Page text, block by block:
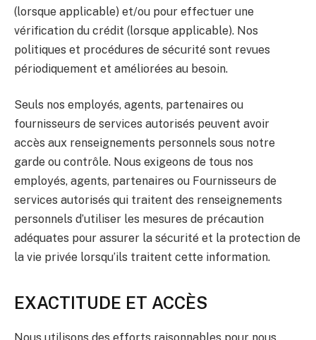
(lorsque applicable) et/ou pour effectuer une
vérification du crédit (lorsque applicable). Nos
politiques et procédures de sécurité sont revues
périodiquement et améliorées au besoin.
Seuls nos employés, agents, partenaires ou
fournisseurs de services autorisés peuvent avoir
accès aux renseignements personnels sous notre
garde ou contrôle. Nous exigeons de tous nos
employés, agents, partenaires ou Fournisseurs de
services autorisés qui traitent des renseignements
personnels d’utiliser les mesures de précaution
adéquates pour assurer la sécurité et la protection de
la vie privée lorsqu’ils traitent cette information.
EXACTITUDE ET ACCÈS